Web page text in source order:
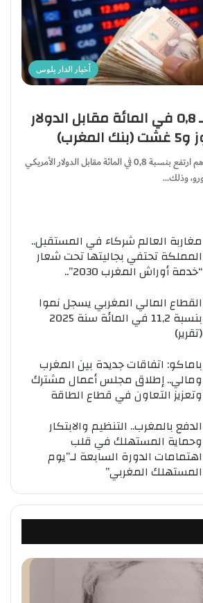
أخبار الدار بلوس
الدرهم يرتفع بـ 0,8 في المائة مقابل الدولار
فاد بنك المغرب بأن الدرهم ارتفع بنسبة 0,8 في المائة مقابل الدولار الأمريكي
مغاربة العالم شركاء في المستقبل..
المملكة تحتفي بجاليتها تحت شعار
“خدمة أوراش المغرب 2030”..
القطاع المالي المغربي يسجل نموا
بنسبة 11,2 في المائة سنة 2025
(تقرير)
باماكو: اتفاقات جديدة بين المغرب
ومالي.. إطلاق مجلس أعمال مشترك
وتعزيز التعاون في قطاع الطاقة
الدفع بالمغرب.. التنظيم والابتكار
وحماية المستهلك في قلب
اهتمامات الدورة السابعة لـ”يوم
المستهلك المغربي”